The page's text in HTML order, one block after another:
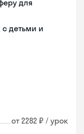
для
детьми и
от 2282 ₽ / урок